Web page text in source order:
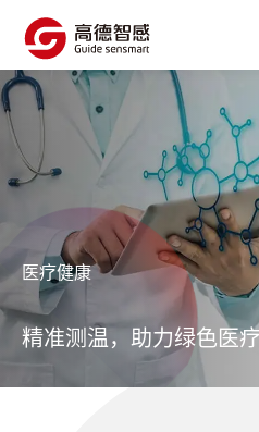
医疗健康
精准测温，助力绿色医疗